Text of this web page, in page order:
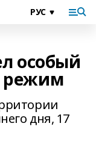
особый
режим
дня, 17